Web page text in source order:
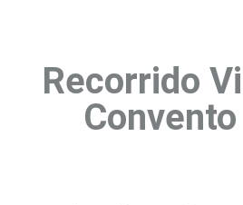
Recorrido